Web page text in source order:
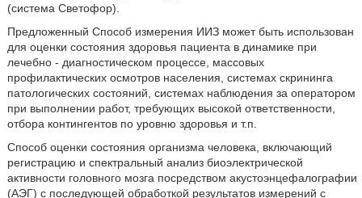
(система Светофор).
Предложенный Способ измерения ИИЗ может быть использован
для оценки состояния здоровья пациента в динамике при
лечебно - диагностическом процессе, массовых
профилактических осмотров населения, системах скрининга
патологических состояний, системах наблюдения за оператором
при выполнении работ, требующих высокой ответственности,
отбора контингентов по уровню здоровья и т.п.
Способ оценки состояния организма человека, включающий
регистрацию и спектральный анализ биоэлектрической
активности головного мозга посредством акустоэнцефалографии
(АЭГ) с последующей обработкой результатов измерений с